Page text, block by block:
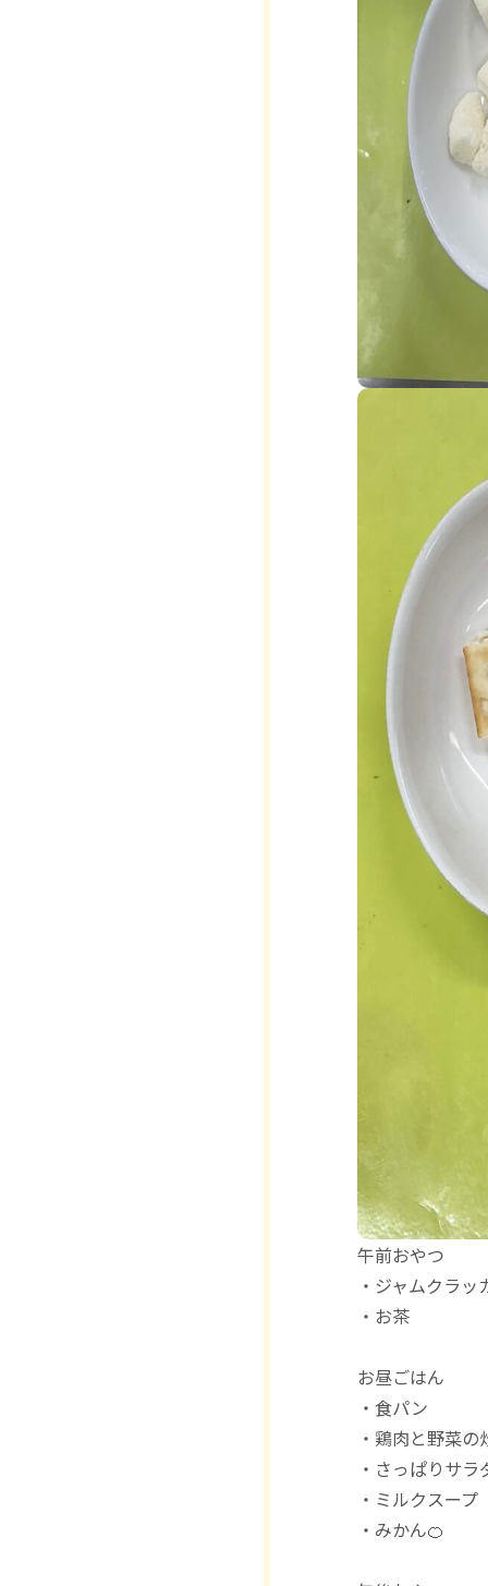
午前おやつ
・ジャムクラッ
・お茶
お昼ごはん
・食パン
・鶏肉と野菜の
・さっぱりサラ
・ミルクスープ
・みかん🍊